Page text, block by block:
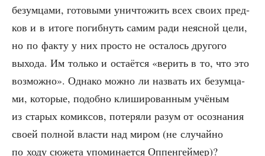
безум­ца­ми, гото­вы­ми уни­что­жить всех сво­их пред­
ков и в ито­ге погиб­нуть самим ради неяс­ной цели,
но по фак­ту у них про­сто не оста­лось дру­го­го
выхо­да. Им толь­ко и оста­ёт­ся «верить в то, что это
воз­мож­но». Одна­ко мож­но ли назвать их безум­ца­
ми, кото­рые, подоб­но кли­ши­ро­ван­ным учё­ным
из ста­рых комик­сов, поте­ря­ли разум от осо­зна­ния
сво­ей пол­ной вла­сти над миром (не слу­чай­но
по ходу сюже­та упо­ми­на­ет­ся Оппенгеймер)?